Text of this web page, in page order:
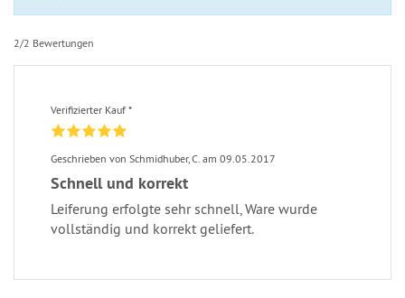
2/2 Bewertungen
Verifizierter Kauf *
Geschrieben von Schmidhuber, C. am 09.05.2017
Schnell und korrekt
Leiferung erfolgte sehr schnell, Ware wurde
vollständig und korrekt geliefert.